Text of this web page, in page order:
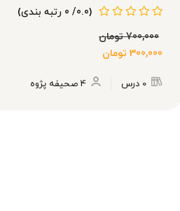
(0.0/ 0 رتبه بندی)
700,000 تومان
300,000 تومان
0 درس 4 صحیفه پژوه